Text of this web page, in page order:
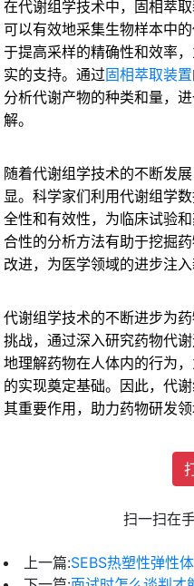
在代谢组学技术中，固相萃
可以有效地采集生物样本中
于提高采样的精确性和效率
实的支持。通过 固相萃取装置
分析代谢产物的种类和量，
解。
随着代谢组学技术的不断发
显。科学家们利用代谢组学
全性和有效性，为临床试验
合性的分析方法有助于挖掘
改进，为医学领域的进步注入
代谢组学技术的不断进步为
挑战，通过深入研究药物代
地理解药物在人体内的行为
的实现奠定基础。因此，代
其重要作用，助力药物研发领
扫一扫在
上一篇:SEBS热塑性弹性